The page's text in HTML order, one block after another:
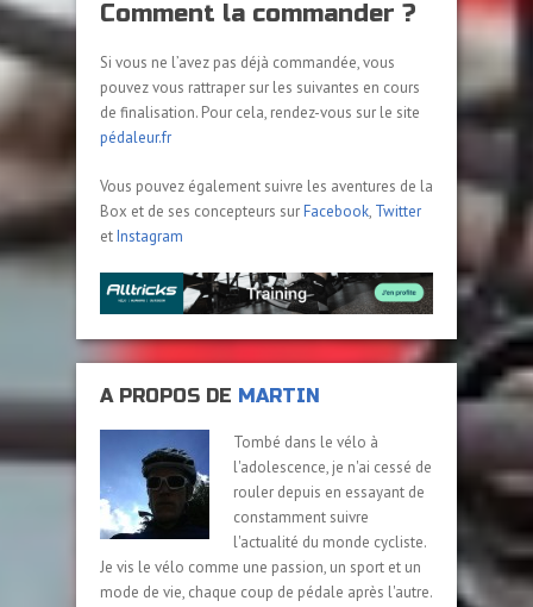
Comment la commander ?
Si vous ne l’avez pas déjà commandée, vous
pouvez vous rattraper sur les suivantes en cours
de finalisation. Pour cela, rendez-vous sur le site
pédaleur.fr
Vous pouvez également suivre les aventures de la
Box et de ses concepteurs surFacebook, Twitter
etInstagram
A PROPOS DE MARTIN
Tombé dans le vélo à
l'adolescence, je n'ai cessé de
rouler depuis en essayant de
constamment suivre
l'actualité du monde cycliste.
Je vis le vélo comme une passion, un sport et un
mode de vie, chaque coup de pédale après l'autre.